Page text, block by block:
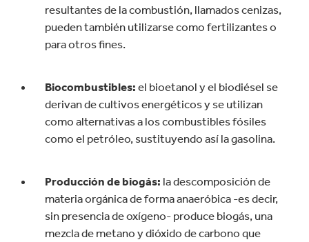
resultantes de la combustión, llamados cenizas,
pueden también utilizarse como fertilizantes o
para otros fines.
Biocombustibles: el bioetanol y el biodiésel se
derivan de cultivos energéticos y se utilizan
como alternativas a los combustibles fósiles
como el petróleo, sustituyendo así la gasolina.
Producción de biogás: la descomposición de
materia orgánica de forma anaeróbica -es decir,
sin presencia de oxígeno- produce biogás, una
mezcla de metano y dióxido de carbono que